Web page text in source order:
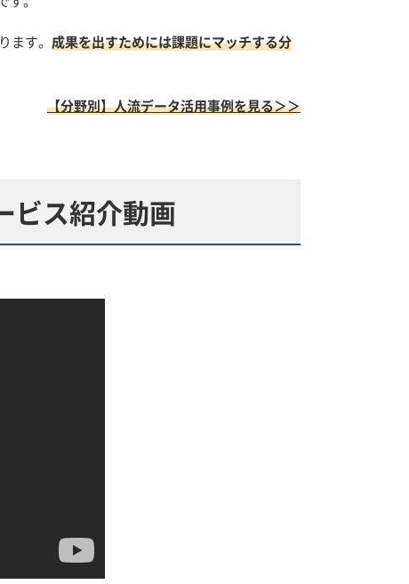
ます。 成果を出すためには課題にマッチする分
【分野別】人流データ活用事例を見る＞＞
ビス紹介動画